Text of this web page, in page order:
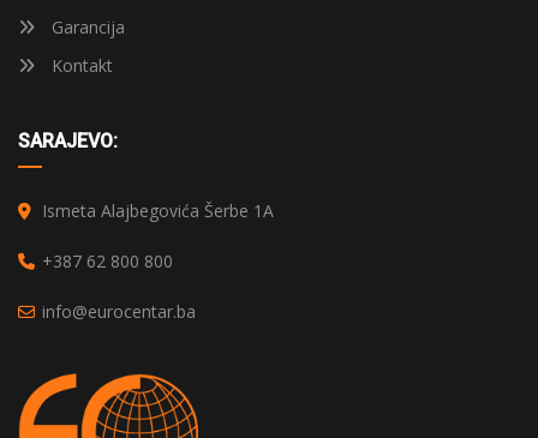
Garancija
Kontakt
SARAJEVO:
Ismeta Alajbegovića Šerbe 1A
+387 62 800 800
info@eurocentar.ba